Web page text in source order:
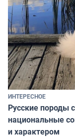
ИНТЕРЕСНОЕ
Русские породы
национальные
и характером